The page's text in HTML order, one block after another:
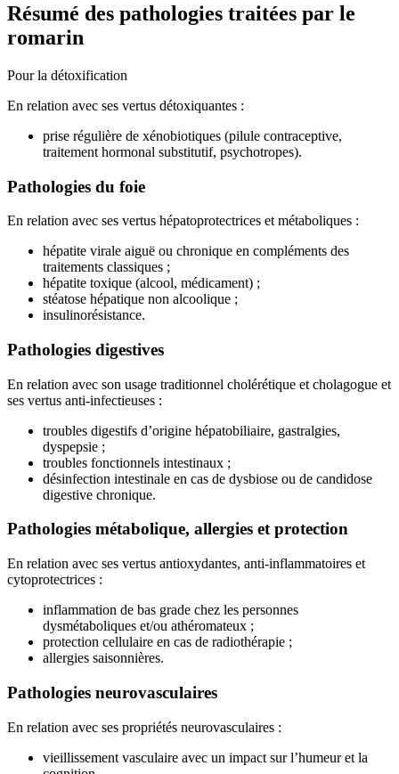
Résumé des pathologies traitées par le
romarin
Pour la détoxification
En relation avec ses vertus détoxiquantes :
prise régulière de xénobiotiques (pilule contraceptive,
traitement hormonal substitutif, psychotropes).
Pathologies du foie
En relation avec ses vertus hépatoprotectrices et métaboliques :
hépatite virale aiguë ou chronique en compléments des
traitements classiques ;
hépatite toxique (alcool, médicament) ;
stéatose hépatique non alcoolique ;
insulinorésistance.
Pathologies digestives
En relation avec son usage traditionnel cholérétique et cholagogue et
ses vertus anti-infectieuses :
troubles digestifs d’origine hépatobiliaire, gastralgies,
dyspepsie ;
troubles fonctionnels intestinaux ;
désinfection intestinale en cas de dysbiose ou de candidose
digestive chronique.
Pathologies métabolique, allergies et protection
En relation avec ses vertus antioxydantes, anti-inflammatoires et
cytoprotectrices :
inflammation de bas grade chez les personnes
dysmétaboliques et/ou athéromateux ;
protection cellulaire en cas de radiothérapie ;
allergies saisonnières.
Pathologies neurovasculaires
En relation avec ses propriétés neurovasculaires :
vieillissement vasculaire avec un impact sur l’humeur et la